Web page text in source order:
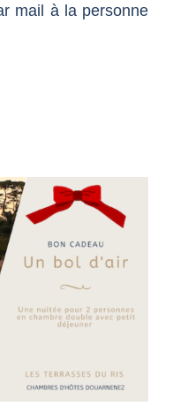
mail à la personne